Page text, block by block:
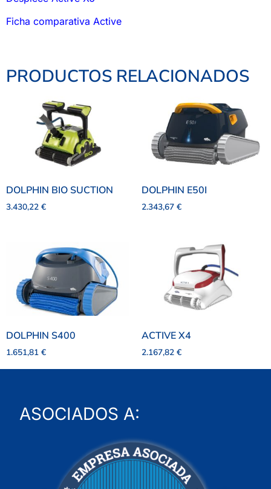
Ficha comparativa Active
PRODUCTOS RELACIONADOS
DOLPHIN BIO SUCTION
3.430,22 €
DOLPHIN E50I
2.343,67 €
DOLPHIN S400
1.651,81 €
ACTIVE X4
2.167,82 €
ASOCIADOS A: